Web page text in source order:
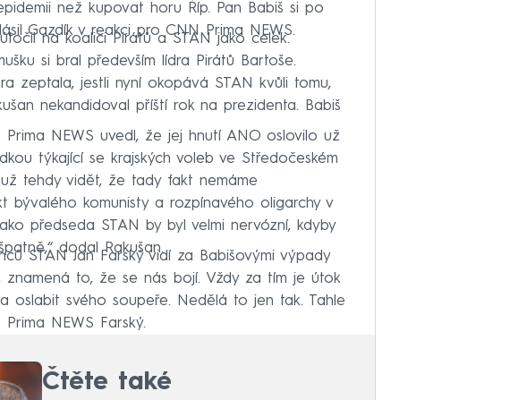
než kupovat horu Říp. Pan Babiš si po
Gazdík v reakci pro CNN Prima NEWS.
na koalici Pirátů a STAN jako celek.
si bral především lídra Pirátů Bartoše.
zeptala, jestli nyní okopává STAN kvůli tomu,
nekandidoval příští rok na prezidenta. Babiš
NEWS uvedl, že jej hnutí ANO oslovilo už
týkající se krajských voleb ve Středočeském
tehdy vidět, že tady fakt nemáme
bývalého komunisty a rozpínavého oligarchy v
předseda STAN by byl velmi nervózní, kdyby
dodal Rakušan.
STAN Jan Farský vidí za Babišovými výpady
znamená to, že se nás bojí. Vždy za tím je útok
oslabit svého soupeře. Nedělá to jen tak. Tahle
NEWS Farský.
Čtěte také